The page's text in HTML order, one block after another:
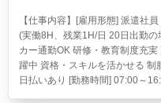
【仕事内容】[雇用形態] 派遣社
(実働8H、残業1H/日 20日出勤の
カー通勤OK 研修・教育制度充
躍中 資格・スキルを活かせる 制
日払いあり [勤務時間] 07:00～